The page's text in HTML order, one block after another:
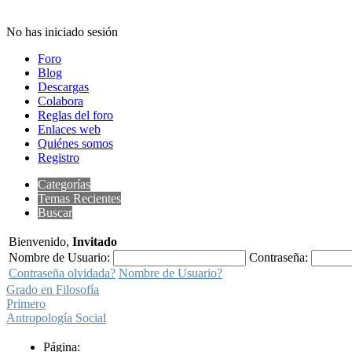
No has iniciado sesión
Foro
Blog
Descargas
Colabora
Reglas del foro
Enlaces web
Quiénes somos
Registro
Categorías
Temas Recientes
Buscar
Bienvenido, Invitado
Nombre de Usuario:
Contraseña:
Contraseña olvidada? Nombre de Usuario?
Grado en Filosofía
Primero
Antropología Social
Página: